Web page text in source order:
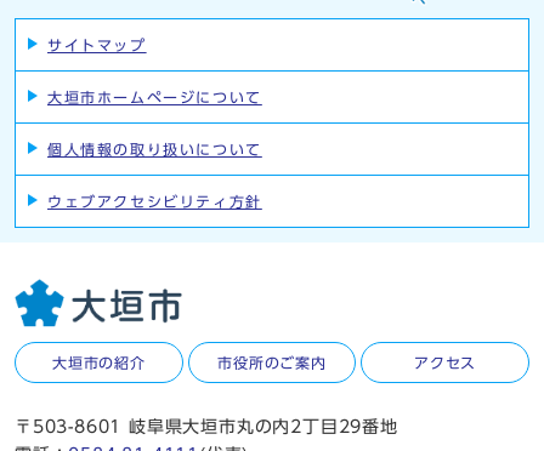
サイトマップ
大垣市ホームページについて
個人情報の取り扱いについて
ウェブアクセシビリティ方針
大垣市の紹介 市役所のご案内 アクセス
〒503-8601 岐阜県大垣市丸の内2丁目29番地